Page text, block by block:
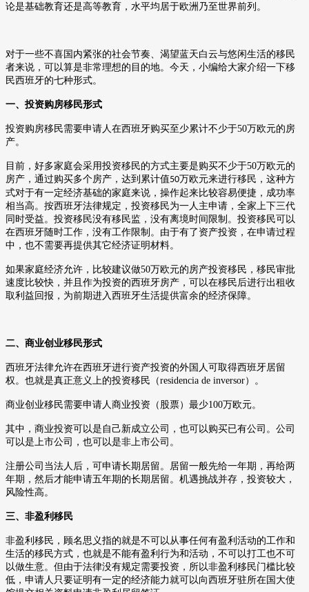
论是基础教育还是高等教育，水平均居于欧洲乃至世界前列。
对于一些不喜国内紧张的社会节奏、渴望蓝天白云与悠闲生活的移民
者来说，可以算是非常理想的目的地。今天， 小编给大家介绍一下移
民西班牙的七种形式。
一、投资购房移民形式
投资购房移民需要申请人在西班牙购买至少累计不少于50万欧元的房
产。
目前，好多家庭会采用投资移民的方式主要是购买不少于50万欧元的
房产，通过购买多个房产，达到累计值50万欧元来进行移民，这种方
式对于有一定经济基础的家庭来说，操作起来比较容易便捷，成功率
相当高。按西班牙法律规定，投资移民为一人主申请，全家上下三代
同时受益。投资移民没有移民监，没有离境时间限制。投资移民可以
在西班牙随时工作，没有工作限制。由于有了资产投资，在申请过程
中，也不需要再提供其它经济证明材料。
如果家庭经济允许，比较建议做50万欧元的房产投资移民，移民审批
速度比较快，并且作为投资的西班牙房产，可以在移民后进行出租收
取利益回报，为前期进入西班牙生活提供富余的经济保障。
二、商业创业移民形式
西班牙法律允许在西班牙进行资产投资的外国人可取得西班牙居留
权。也就是真正意义上的投资移民（residencia de inversor）。
商业创业移民需要申请人商业投资（股票）最少100万欧元。
其中，商业投资可以是自己新成立公司，也可以购买已有公司。公司
可以是上市公司，也可以是非上市公司。
注册公司当法人后，可申请长期居留。居留一般先给一年期，再给两
年期，然后才能申请五年期的长期居留。机遇挑战并存，投资较大，
风险性高。
三、非盈利移民
非盈利移民，顾名思义指的就是不可以从事任何有盈利活动的工作和
生活的移民方式，也就是不能有盈利行为和活动，不可以打工也不可
以做生意。但由于法律没有规定需要投资，所以非盈利移民门槛比较
低，申请人只要证明有一定的经济能力就可以向西班牙驻所在国大使